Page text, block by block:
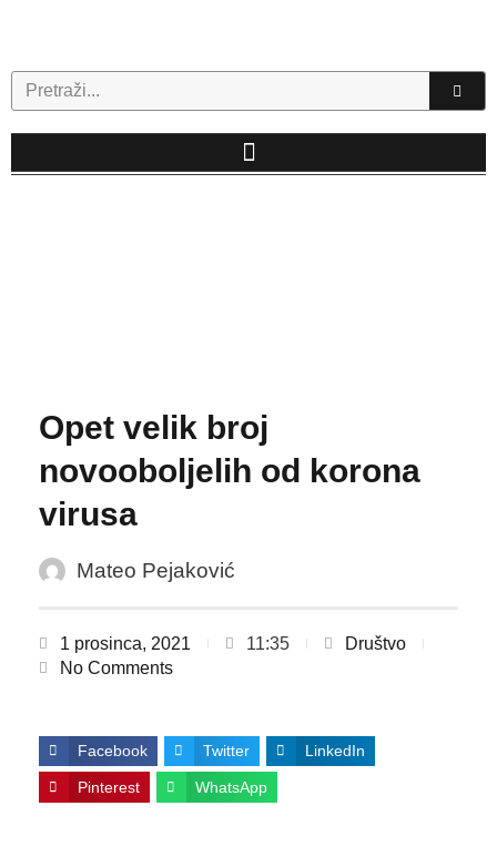
Search
Opet velik broj
novooboljelih od korona
virusa
Mateo Pejaković
1 prosinca, 2021 11:35
Društvo
No Comments
Facebook Twitter LinkedIn
Pinterest WhatsApp